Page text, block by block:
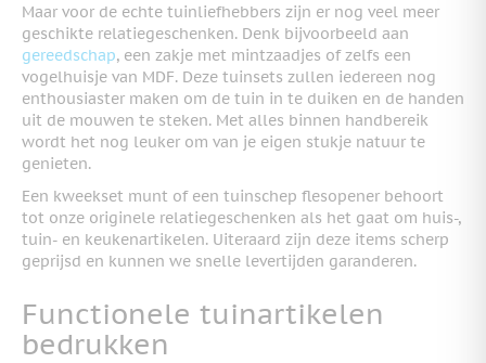
Maar voor de echte tuinliefhebbers zijn er nog veel meer
geschikte relatiegeschenken. Denk bijvoorbeeld aan
gereedschap, een zakje met mintzaadjes of zelfs een
vogelhuisje van MDF. Deze tuinsets zullen iedereen nog
enthousiaster maken om de tuin in te duiken en de handen
uit de mouwen te steken. Met alles binnen handbereik
wordt het nog leuker om van je eigen stukje natuur te
genieten.
Een kweekset munt of een tuinschep flesopener behoort
tot onze originele relatiegeschenken als het gaat om huis-,
tuin- en keukenartikelen. Uiteraard zijn deze items scherp
geprijsd en kunnen we snelle levertijden garanderen.
Functionele tuinartikelen
bedrukken